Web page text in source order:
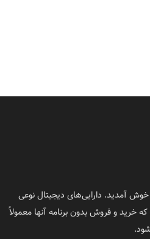
خوش آمدید. دارایی‌های دیجیتال نوعی
خرید و فروش بدون برنامه آنها معمولاً